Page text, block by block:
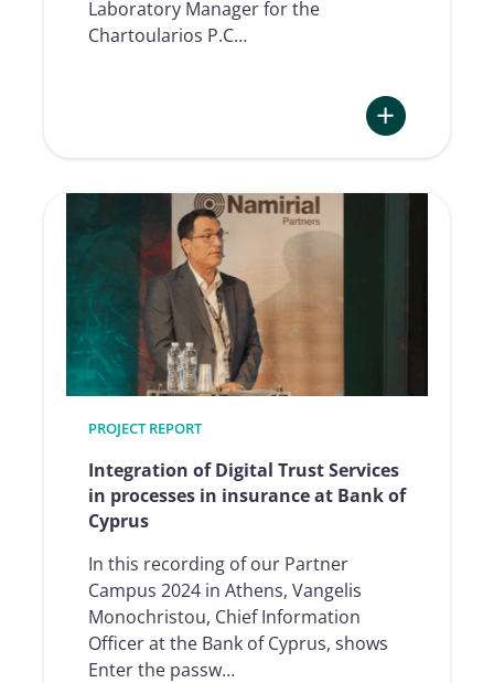
Laboratory Manager for the
Chartoularios P.C…
Forensic
Captured
PROJECT REPORT
Integration of Digital Trust Services
in processes in insurance at Bank of
Cyprus
In this recording of our Partner
Campus 2024 in Athens, Vangelis
Monochristou, Chief Information
Officer at the Bank of Cyprus, shows
Enter the passw…